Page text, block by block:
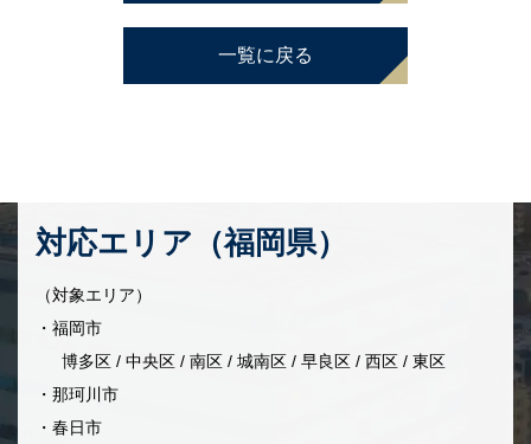
一覧に戻る
対応エリア（福岡県）
（対象エリア）
・福岡市
博多区 / 中央区 / 南区 / 城南区 / 早良区 / 西区 / 東区
・那珂川市
・春日市